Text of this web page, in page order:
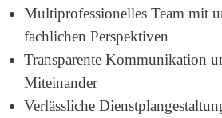
Multiprofessionelles Team mit
fachlichen Perspektiven
Transparente Kommunikation
Miteinander
Verlässliche